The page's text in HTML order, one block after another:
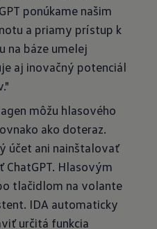
ponúkame našim
a priamy prístup k
na báze umelej
aj inovačný potenciál
môžu hlasového
ako doteraz.
účet ani nainštalovať
Hlasovým
tlačidlom na volante
IDA automaticky
určitá funkcia